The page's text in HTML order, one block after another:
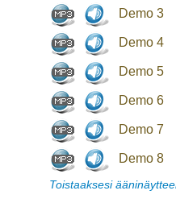
Demo 3
Demo 4
Demo 5
Demo 6
Demo 7
Demo 8
Toistaaksesi